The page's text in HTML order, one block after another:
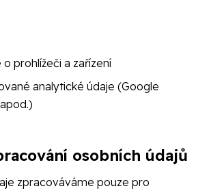
prohlížeči a zařízení
analytické údaje (Google
osobních údajů
zpracováváme pouze pro